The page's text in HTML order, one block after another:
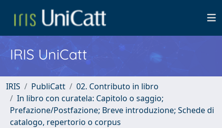
IRIS UniCatt
IRIS PubliCatt
02. Contributo in libro
In libro con curatela: Capitolo o saggio;
Prefazione/Postfazione; Breve introduzione; Schede di
catalogo, repertorio o corpus